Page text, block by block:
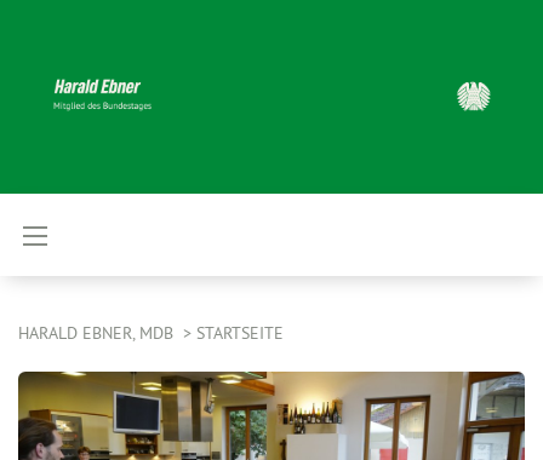
HARALD EBNER, MDB STARTSEITE